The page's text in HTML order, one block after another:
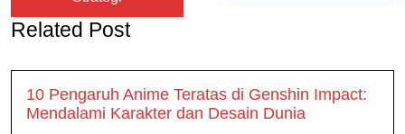
Related Post
10 Pengaruh Anime Teratas di Genshin Impact:
Mendalami Karakter dan Desain Dunia